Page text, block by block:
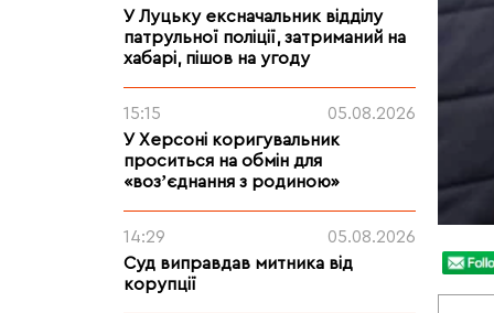
У Луцьку ексначальник відділу
патрульної поліції, затриманий на
хабарі, пішов на угоду
15:15
05.08.2026
У Херсоні коригувальник
проситься на обмін для
«возʼєднання з родиною»
14:29
05.08.2026
Суд виправдав митника від
корупції